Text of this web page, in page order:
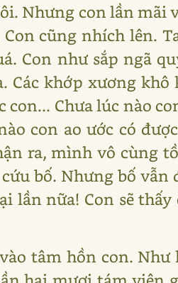
Nhưng con lần mãi
cũng nhích lên.
Con như sắp ngã
Các khớp xương
Chưa lúc nào
con ao ước có
ra, mình vô cùng
bố. Nhưng bố vẫn
lần nữa! Con sẽ
tâm hồn con.